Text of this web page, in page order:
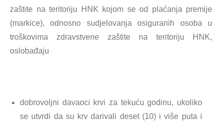
zaštite na teritoriju HNK kojom se od plaćanja premije
(markice), odnosno sudjelovanja osiguranih osoba u
troškovima zdravstvene zaštite na teritoriju HNK,
oslobađaju
dobrovoljni davaoci krvi za tekuću godinu, ukoliko
se utvrdi da su krv darivali deset (10) i više puta i